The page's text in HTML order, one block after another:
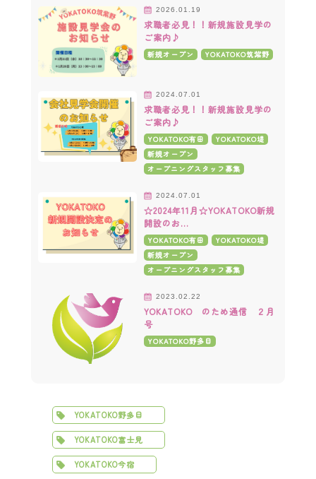
2026.01.19
求職者必見！！新規施設見学の
ご案内♪
新規オープン YOKATOKO筑紫野
2024.07.01
求職者必見！！新規施設見学の
ご案内♪
YOKATOKO有田
YOKATOKO堤
新規オープン
オープニングスタッフ募集
2024.07.01
☆2024年11月☆YOKATOKO新規
開設のお…
YOKATOKO有田
YOKATOKO堤
新規オープン
オープニングスタッフ募集
2023.02.22
YOKATOKO のため通信 ２月
号
YOKATOKO野多目
YOKATOKO野多目
YOKATOKO富士見
YOKATOKO今宿